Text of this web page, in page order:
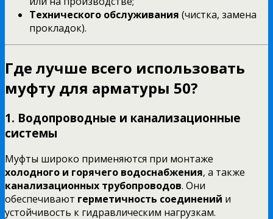
Технического обслуживания (чистка, замена
прокладок).
Где лучше всего использовать
муфту для арматуры 50?
1. Водопроводные и канализационные
системы
Муфты широко применяются при монтаже
холодного и горячего водоснабжения, а также
канализационных трубопроводов. Они
обеспечивают герметичность соединений и
устойчивость к гидравлическим нагрузкам.